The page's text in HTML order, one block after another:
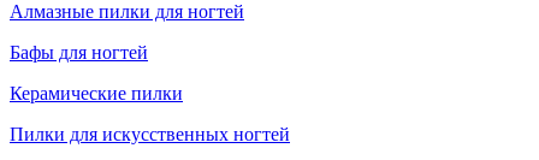
Алмазные пилки для ногтей
Бафы для ногтей
Керамические пилки
Пилки для искусственных ногтей